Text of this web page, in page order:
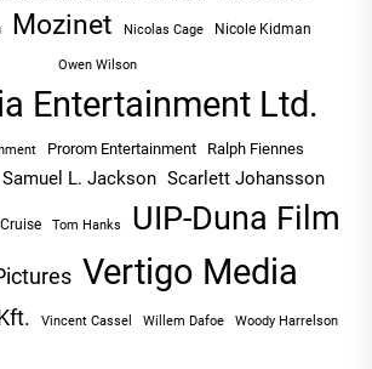
Mozinet Nicolas Cage Nicole Kidman
Owen Wilson
Entertainment Ltd.
Prorom Entertainment Ralph Fiennes
Samuel L. Jackson Scarlett Johansson
Tom Hanks UIP-Duna Film
Vertigo Media
Vincent Cassel Willem Dafoe Woody Harrelson